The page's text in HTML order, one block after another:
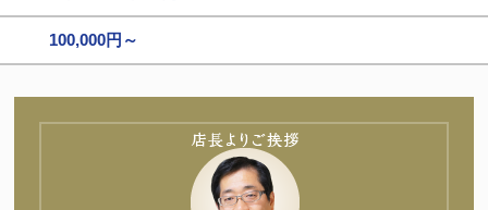
100,000円～